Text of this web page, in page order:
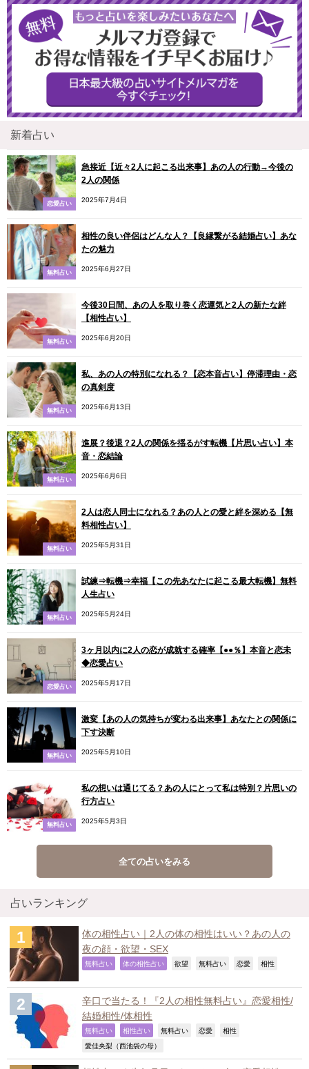
新着占い
恋愛占い
急接近【近々2人に起こる出来事】あの人の行動→今後の
2人の関係
2025年7月4日
無料占い
相性の良い伴侶はどんな人？【良縁繋がる結婚占い】あな
たの魅力
2025年6月27日
無料占い
今後30日間、あの人を取り巻く恋運気と2人の新たな絆
【相性占い】
2025年6月20日
無料占い
私、あの人の特別になれる？【恋本音占い】停滞理由・恋
の真剣度
2025年6月13日
無料占い
進展？後退？2人の関係を揺るがす転機【片思い占い】本
音・恋結論
2025年6月6日
無料占い
2人は恋人同士になれる？あの人との愛と絆を深める【無
料相性占い】
2025年5月31日
無料占い
試練⇒転機⇒幸福【この先あなたに起こる最大転機】無料
人生占い
2025年5月24日
恋愛占い
3ヶ月以内に2人の恋が成就する確率【●●％】本音と恋未
◆恋愛占い
2025年5月17日
無料占い
激変【あの人の気持ちが変わる出来事】あなたとの関係に
下す決断
2025年5月10日
無料占い
私の想いは通じてる？あの人にとって私は特別？片思いの
行方占い
2025年5月3日
全ての占いをみる
占いランキング
体の相性占い｜2人の体の相性はいい？あの人の
夜の顔・欲望・SEX
無料占い 体の相性占い 欲望 無料占い 恋愛 相性
辛口で当たる！『2人の相性無料占い』恋愛相性/
結婚相性/体相性
無料占い 相性占い 無料占い 恋愛 相性
愛佳央梨（西池袋の母）